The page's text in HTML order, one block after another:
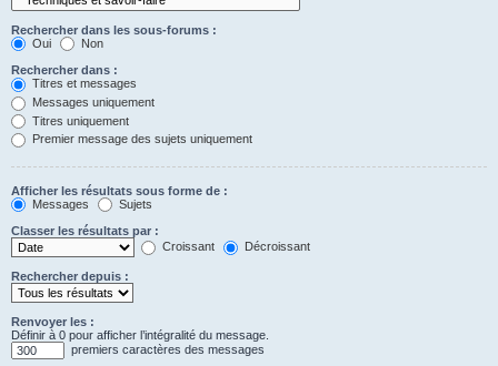
Rechercher dans les sous-forums :
Oui
Non
Rechercher dans :
Titres et messages
Messages uniquement
Titres uniquement
Premier message des sujets uniquement
Afficher les résultats sous forme de :
Messages
Sujets
Classer les résultats par :
Croissant
Décroissant
Rechercher depuis :
Renvoyer les :
Définir à 0 pour afficher l’intégralité du message.
premiers caractères des messages